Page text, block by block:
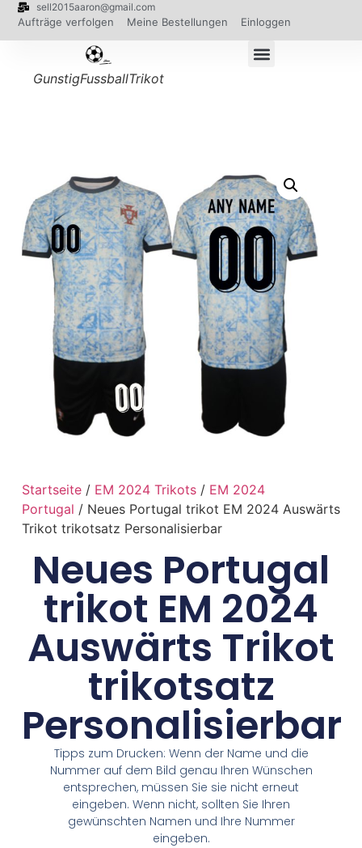
sell2015aaron@gmail.com
Aufträge verfolgen Meine Bestellungen Einloggen
GunstigFussballTrikot
Startseite/ EM 2024 Trikots/ EM 2024
Portugal / Neues Portugal trikot EM 2024 Auswärts
Trikot trikotsatz Personalisierbar
Neues Portugal
trikot EM 2024
Auswärts Trikot
trikotsatz
Personalisierbar
Tipps zum Drucken: Wenn der Name und die
Nummer auf dem Bild genau Ihren Wünschen
entsprechen, müssen Sie sie nicht erneut
eingeben. Wenn nicht, sollten Sie Ihren
gewünschten Namen und Ihre Nummer
eingeben.